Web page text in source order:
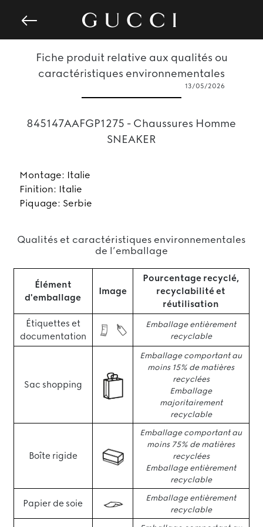
Fiche produit relative aux qualités ou
caractéristiques environnementales
13/05/2026
845147AAFGP1275 - Chaussures Homme
SNEAKER
Montage: Italie
Finition: Italie
Piquage: Serbie
Qualités et caractéristiques environnementales
de l’emballage
Élément
d'emballage
Image
Pourcentage recyclé,
recyclabilité et
réutilisation
Étiquettes et
documentation
Emballage entièrement
recyclable
Sac shopping
Emballage comportant au
moins 15% de matières
recyclées
Emballage
majoritairement
recyclable
Boîte rigide
Emballage comportant au
moins 75% de matières
recyclées
Emballage entièrement
recyclable
Papier de soie
Emballage entièrement
recyclable